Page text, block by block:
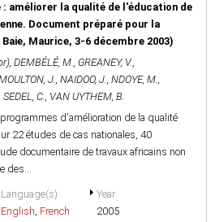
améliorer la qualité de l'éducation de
Document préparé pour la
Baie, Maurice, 3-6 décembre 2003)
, DEMBÉLÉ, M., GREANEY, V.,
J., NAIDOO, J., NDOYE, M.,
, SEDEL, C., VAN UYTHEM, B.
d'amélioration de la qualité
22 études de cas nationales, 40
documentaire de travaux africains non
des...
Language(s)
English, French
Year
2005